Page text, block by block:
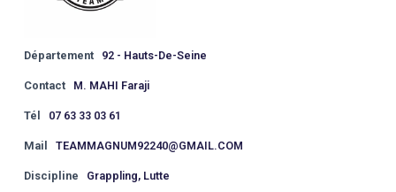
Département 92 - Hauts-De-Seine
Contact M. MAHI Faraji
Tél 07 63 33 03 61
Mail TEAMMAGNUM92240@GMAIL.COM
Discipline Grappling, Lutte